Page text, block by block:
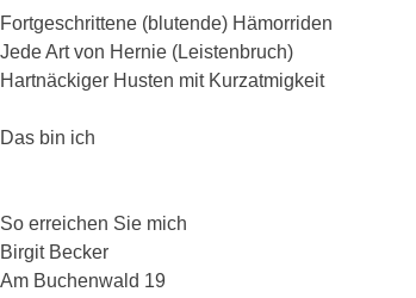
Fortgeschrittene (blutende) Hämorriden
Jede Art von Hernie (Leistenbruch)
Hartnäckiger Husten mit Kurzatmigkeit
Das bin ich
So erreichen Sie mich
Birgit Becker
Am Buchenwald 19